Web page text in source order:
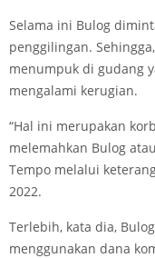
Selama ini Bulog
penggilingan.
menumpuk di gudang
mengalami kerugian.
“Hal ini merupakan
melemahkan Bulog
Tempo melalui
2022.
Terlebih, kata dia,
menggunakan dana